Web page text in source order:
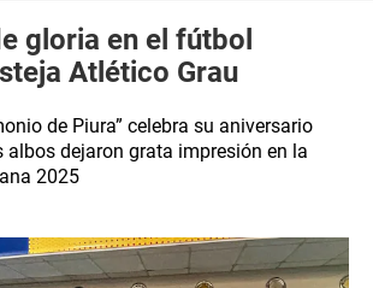
gloria en el fútbol
Atlético Grau
de Piura” celebra su aniversario
dejaron grata impresión en la
2025